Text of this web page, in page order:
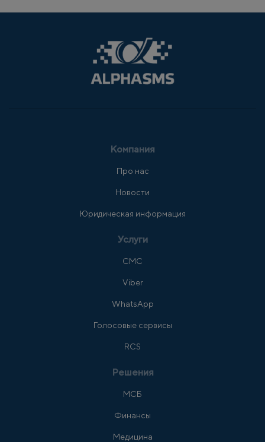
Компания
Про нас
Новости
Юридическая информация
Услуги
СМС
Viber
WhatsApp
Голосовые сервисы
RCS
Решения
МСБ
Финансы
Медицина